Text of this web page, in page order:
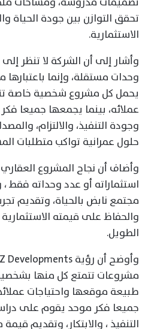
تحقق التوازن بين جودة الحياة
الاستثمارية.
وأشار إلى أن الشركة لا تنظر
وحدات مستقلة، وإنما
يحمل كل مشروع شخصية خاصة
عملائه، بينما يجمعها جميعا
وجودة التنفيذ، والالتزام،
حلول عمرانية تواكب متطلبات
وأضاف أن نجاح المشروع
استثماراته أو عدد وحداته فقط
مجتمع نابض بالحياة، وتقديم
والحفاظ على قيمته
الطويل.
مشروعات تتمتع كل منها
طبيعة موقعها واحتياجات
جميعا فكر موحد يقوم على
التنفيذ ، والابتكار، وتقديم